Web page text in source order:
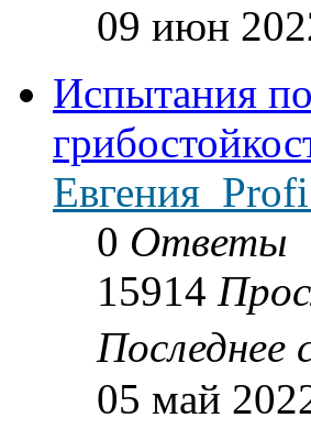
09 июн
Испытания
0 Ответы
15914
Последнее
05 май